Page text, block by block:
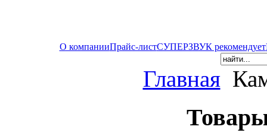
О компанииПрайс-листСУПЕРЗВУК рекомендует
Главная